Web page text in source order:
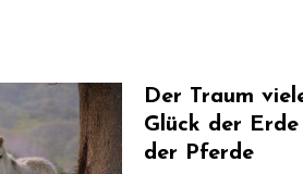
Der Traum
Glück der
der Pferde